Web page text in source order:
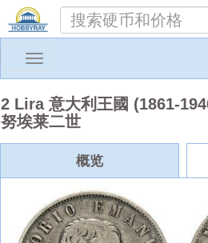
Toggle
2 Lira 意大利王國 (1861-
努埃莱二世
概览